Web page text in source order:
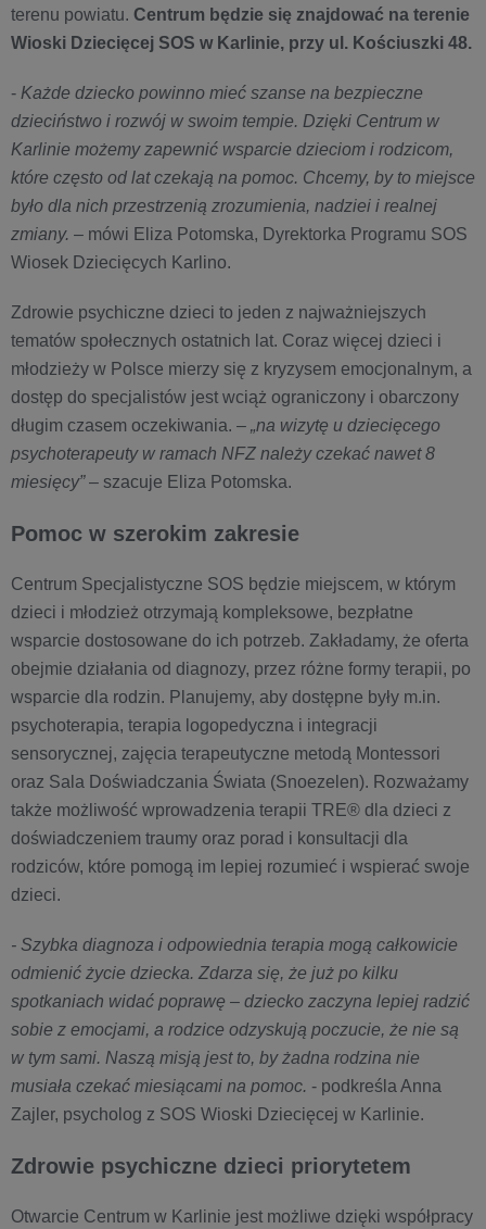
terenu powiatu. Centrum będzie się znajdować na terenie
Wioski Dziecięcej SOS w Karlinie, przy ul. Kościuszki 48.
- Każde dziecko powinno mieć szanse na bezpieczne
dzieciństwo i rozwój w swoim tempie. Dzięki Centrum w
Karlinie możemy zapewnić wsparcie dzieciom i rodzicom,
które często od lat czekają na pomoc. Chcemy, by to miejsce
było dla nich przestrzenią zrozumienia, nadziei i realnej
zmiany. – mówi Eliza Potomska, Dyrektorka Programu SOS
Wiosek Dziecięcych Karlino.
Zdrowie psychiczne dzieci to jeden z najważniejszych
tematów społecznych ostatnich lat. Coraz więcej dzieci i
młodzieży w Polsce mierzy się z kryzysem emocjonalnym, a
dostęp do specjalistów jest wciąż ograniczony i obarczony
długim czasem oczekiwania. – „na wizytę u dziecięcego
psychoterapeuty w ramach NFZ należy czekać nawet 8
miesięcy”– szacuje Eliza Potomska.
Pomoc w szerokim zakresie
Centrum Specjalistyczne SOS będzie miejscem, w którym
dzieci i młodzież otrzymają kompleksowe, bezpłatne
wsparcie dostosowane do ich potrzeb. Zakładamy, że oferta
obejmie działania od diagnozy, przez różne formy terapii, po
wsparcie dla rodzin. Planujemy, aby dostępne były m.in.
psychoterapia, terapia logopedyczna i integracji
sensorycznej, zajęcia terapeutyczne metodą Montessori
oraz Sala Doświadczania Świata (Snoezelen). Rozważamy
także możliwość wprowadzenia terapii TRE® dla dzieci z
doświadczeniem traumy oraz porad i konsultacji dla
rodziców, które pomogą im lepiej rozumieć i wspierać swoje
dzieci.
- Szybka diagnoza i odpowiednia terapia mogą całkowicie
odmienić życie dziecka. Zdarza się, że już po kilku
spotkaniach widać poprawę – dziecko zaczyna lepiej radzić
sobie z emocjami, a rodzice odzyskują poczucie, że nie są
w tym sami. Naszą misją jest to, by żadna rodzina nie
musiała czekać miesiącami na pomoc. - podkreśla Anna
Zajler, psycholog z SOS Wioski Dziecięcej w Karlinie.
Zdrowie psychiczne dzieci priorytetem
Otwarcie Centrum w Karlinie jest możliwe dzięki współpracy